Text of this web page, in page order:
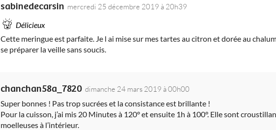
sabinedecarsin mercredi 25 décembre 2019 à 20h39
Délicieux
Cette meringue est parfaite. Je l ai mise sur mes tartes au citron et dorée au
se préparer la veille sans soucis.
chanchan58a_7820 dimanche 24 mars 2019 à 00h00
Super bonnes ! Pas trop sucrées et la consistance est brillante !
Pour la cuisson, j’ai mis 20 Minutes à 120° et ensuite 1h à 100°. Elle sont
moelleuses à l’intérieur.